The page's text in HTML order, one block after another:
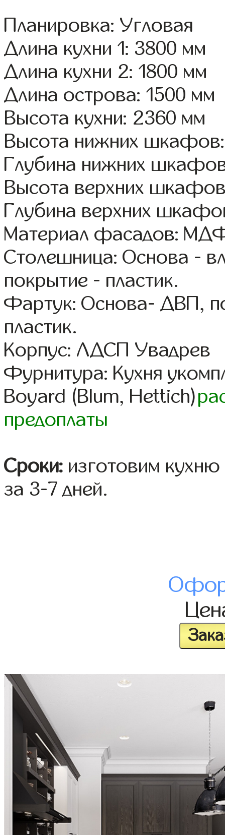
Планировка: Угловая
Длина кухни 1: 3800 мм
Длина кухни 2: 1800 мм
Длина острова: 1500 мм
Высота кухни: 2360 мм
Высота нижних
Глубина нижних
Высота верхних
Глубина верхних
Материал фасадов:
Столешница: Основа -
покрытие - пластик.
Фартук: Основа- ДВП,
пластик.
Корпус: ЛДСП Увадрев
Фурнитура: Кухня
Boyard (Blum, Hettich)
предоплаты
Сроки: изготовим
за 3-7 дней.